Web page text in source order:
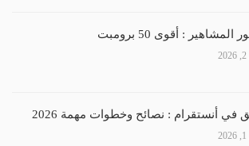
: أقوى 50 برومبت
في أنستقرام : نصائح وخطوات مهمة 2026